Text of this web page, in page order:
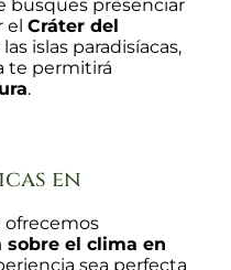
busques presenciar
el Cráter del
islas paradisíacas,
te permitirá
.
en
ofrecemos
el clima en
sea perfecta